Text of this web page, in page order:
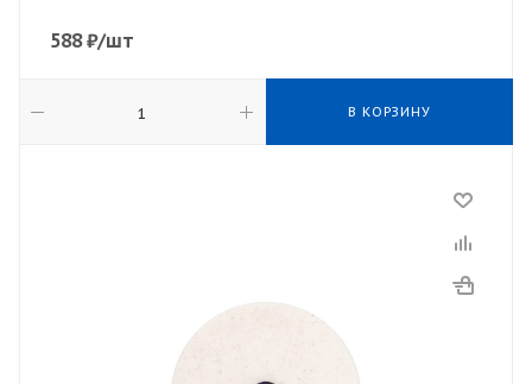
588₽/шт
В КОРЗИНУ